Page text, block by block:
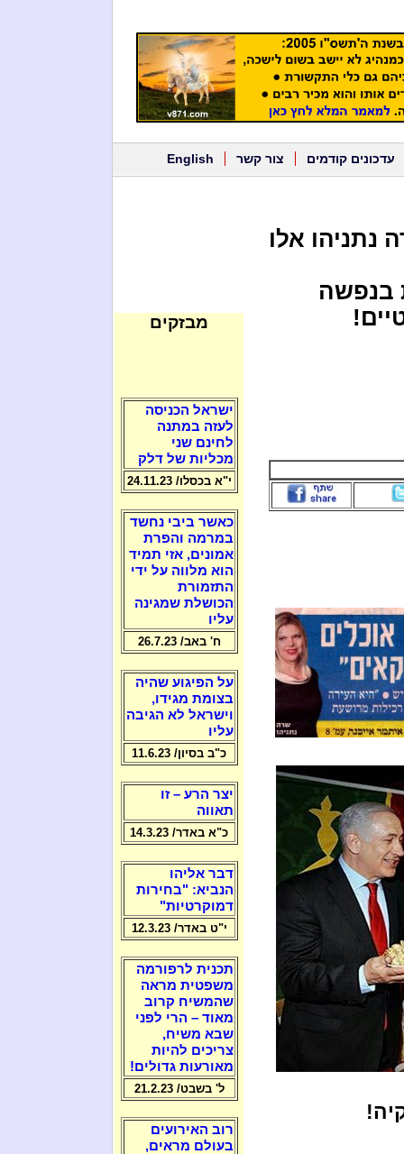
עדכונים קודמים צור קשר English
נתניהו אלו
בנפשה
מבזקים
ישראל הכניסה
לעזה במתנה
לחינם שני
מכליות של דלק
י"א בכסלו/ 24.11.23
כאשר ביבי נחשד
במרמה והפרת
אמונים, אזי תמיד
הוא מלווה על ידי
התזמורת
הכושלת שמגינה
עליו
ח' באב/ 26.7.23
על הפיגוע שהיה
בצומת מגידו,
וישראל לא הגיבה
עליו
כ"ב בסיון/ 11.6.23
יצר הרע – זו
תאווה
כ"א באדר/ 14.3.23
דבר אליהו
הנביא: "בחירות
דמוקרטיות"
י"ט באדר/ 12.3.23
תכנית לרפורמה
משפטית מראה
שהמשיח קרוב
מאוד – הרי לפני
שבא משיח,
צריכים להיות
מאורעות גדולים!
ל' בשבט/ 21.2.23
רוב האירועים
בעולם מראים,